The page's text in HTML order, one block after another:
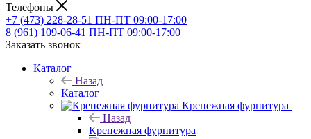
Телефоны
+7 (473) 228-28-51 ПН-ПТ 09:00-17:00
8 (961) 109-06-41 ПН-ПТ 09:00-17:00
Заказать звонок
Каталог
Назад
Каталог
Крепежная фурнитура
Назад
Крепежная фурнитура